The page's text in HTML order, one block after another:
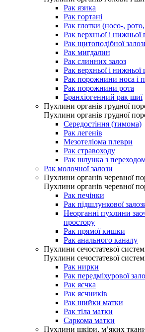
Рак язика
Рак гортані
Рак глотки (носо-,
Рак верхньої і нижньої
Рак щитоподібної
Рак мигдалин
Рак слинних залоз
Рак верхньої і нижньої
Рак порожнини носа і
Рак порожнини рота
Бранхіогенний рак шиї
Пухлини органів грудної
Пухлини органів грудної
Середостіння (тимома)
Рак легенів
Мезотеліома плеври
Рак стравоходу
Рак шлунка з
Рак молочної залози
Пухлини органів черевної
Пухлини органів черевної
Рак печінки
Рак підшлункової
Неорганні пухлини
простору
Рак прямої кишки
Рак анального каналу
Пухлини сечостатевої
Пухлини сечостатевої
Рак нирки
Рак передміхурової
Рак яєчка
Рак яєчників
Рак шийки матки
Рак тіла матки
Саркома матки
Пухлини шкіри, м’яких